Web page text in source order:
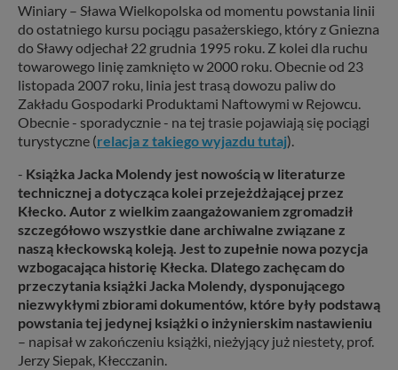
Winiary – Sława Wielkopolska od momentu powstania linii
do ostatniego kursu pociągu pasażerskiego, który z Gniezna
do Sławy odjechał 22 grudnia 1995 roku. Z kolei dla ruchu
towarowego linię zamknięto w 2000 roku. Obecnie od 23
listopada 2007 roku, linia jest trasą dowozu paliw do
Zakładu Gospodarki Produktami Naftowymi w Rejowcu.
Obecnie - sporadycznie - na tej trasie pojawiają się pociągi
turystyczne (relacja z takiego wyjazdu tutaj).
- Książka Jacka Molendy jest nowością w literaturze
technicznej a dotycząca kolei przejeżdżającej przez
Kłecko. Autor z wielkim zaangażowaniem zgromadził
szczegółowo wszystkie dane archiwalne związane z
naszą kłeckowską koleją. Jest to zupełnie nowa pozycja
wzbogacająca historię Kłecka. Dlatego zachęcam do
przeczytania książki Jacka Molendy, dysponującego
niezwykłymi zbiorami dokumentów, które były podstawą
powstania tej jedynej książki o inżynierskim nastawieniu
– napisał w zakończeniu książki, nieżyjący już niestety, prof.
Jerzy Siepak, Kłecczanin.